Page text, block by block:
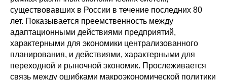
Проблемы прогнозирования
О журнале
Номера журналов
Редакционная этика
существовавших в России в течение последних 80
лет. Показывается преемственность между
адаптационными действиями предприятий,
характерными для экономики централизованного
планирования, и действиями, характерными для
переходной и рыночной экономик. Прослеживается
связь между ошибками макроэкономической политики